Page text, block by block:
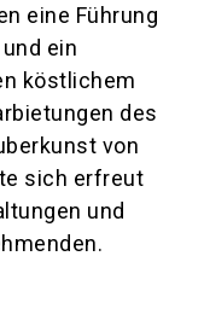
eine Führung
ein
köstlichem
des
von
sich erfreut
und